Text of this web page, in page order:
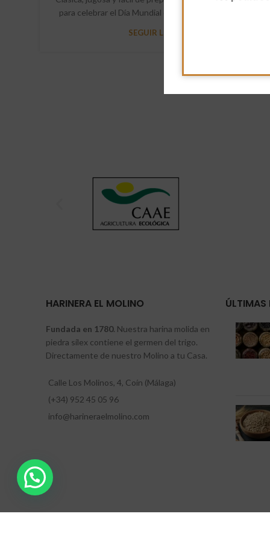
para celebrar el Día Mundial de la Tarta de Chocolate. ...
SEGUIR LEYENDO
HARINERA EL MOLINO
Fundada en 1780. Nuestra harina molida en
piedra sílex contiene el germen del trigo.
Directamente de nuestro Molino a tu Casa.
Calle Los Molinos, 4, Coín (Málaga)
(+34) 952 45 05 96
info@harineraelmolino.com